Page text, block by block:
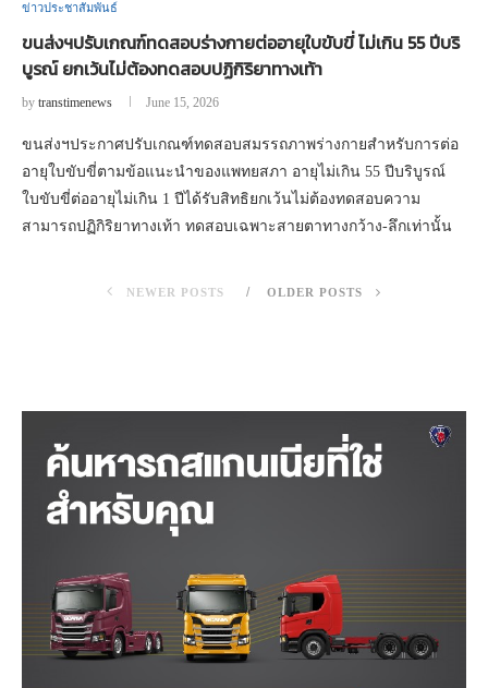
ข่าวประชาสัมพันธ์
ขนส่งฯปรับเกณฑ์ทดสอบร่างกายต่ออายุใบขับขี่ ไม่เกิน 55 ปีบริ
บูรณ์ ยกเว้นไม่ต้องทดสอบปฏิกิริยาทางเท้า
by transtimenews June 15, 2026
ขนส่งฯประกาศปรับเกณฑ์ทดสอบสมรรถภาพร่างกายสำหรับการต่อ
อายุใบขับขี่ตามข้อแนะนำของแพทยสภา อายุไม่เกิน 55 ปีบริบูรณ์
ใบขับขี่ต่ออายุไม่เกิน 1 ปีได้รับสิทธิยกเว้นไม่ต้องทดสอบความ
สามารถปฏิกิริยาทางเท้า ทดสอบเฉพาะสายตาทางกว้าง-ลึกเท่านั้น
NEWER POSTS OLDER POSTS